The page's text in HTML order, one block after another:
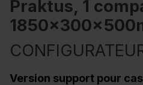
Praktus, 1
Version support pour